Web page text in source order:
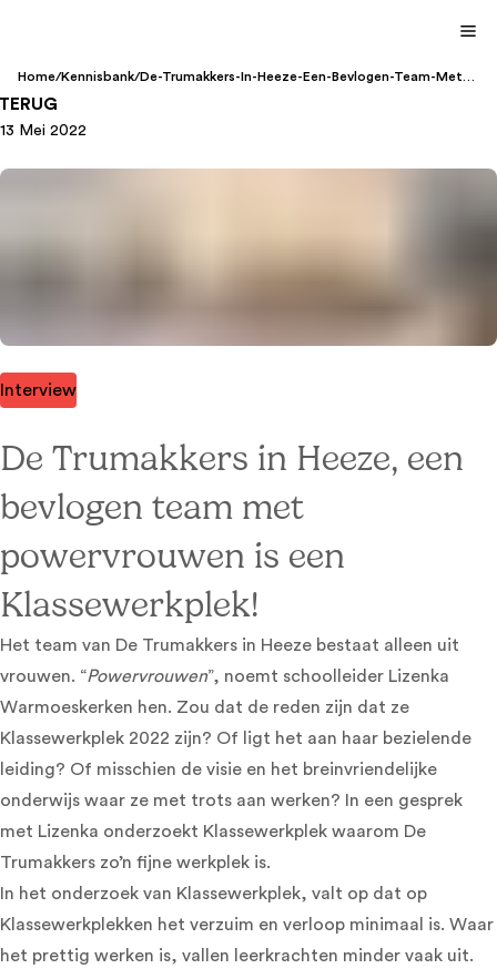
Home/Kennisbank/De-Trumakkers-In-Heeze-Een-Bevlogen-Team-Met-
13 Mei 2022
Interview
De Trumakkers in Heeze, een
bevlogen team met
powervrouwen is een
Klassewerkplek!
Het team van De Trumakkers in Heeze bestaat alleen uit
vrouwen. “Powervrouwen”, noemt schoolleider Lizenka
Warmoeskerken hen. Zou dat de reden zijn dat ze
Klassewerkplek 2022 zijn? Of ligt het aan haar bezielende
leiding? Of misschien de visie en het breinvriendelijke
onderwijs waar ze met trots aan werken? In een gesprek
met Lizenka onderzoekt Klassewerkplek waarom De
Trumakkers zo’n fijne werkplek is.
In het onderzoek van Klassewerkplek, valt op dat op
Klassewerkplekken het verzuim en verloop minimaal is. Waar
het prettig werken is, vallen leerkrachten minder vaak uit.